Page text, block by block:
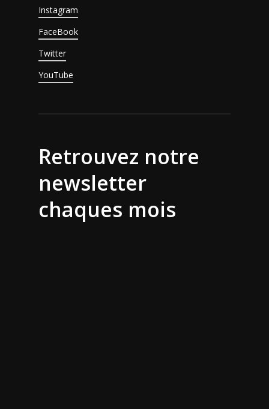
Instagram
FaceBook
Twitter
YouTube
Retrouvez notre
newsletter
chaques mois